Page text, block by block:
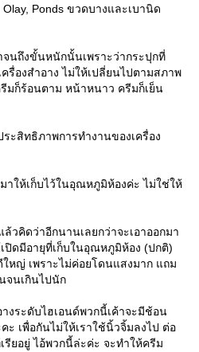
Ponds ขวดบางและเบานิด
จนถึงขั้นหนักนั้นเพราะว่ากระปุกที่
องสำอาง ไม่ให้เปลี่ยนไปตามสภาพ
มก็ร้อนตาม หน้าหนาว ครีมก็เย็น
ะสิทธิภาพการทำงานของเครื่อง
าให้เก็บไว้ในอุณหภูมิห้องค่ะ ไม่ใช่ให้
วคิดว่าอีกนานเลยกว่าจะเอาออกมา
ปิดมีอายุที่เก็บในอุณหภูมิห้อง (ปกติ)
ใหญ่ เพราะไม่ค่อยโดนแสงมาก แถม
จนเกินไปนัก
งระดับไฮเอนด์พวกนี้เค้าจะมีช้อน
ะ เพื่อกันไม่ให้เราใช้นิ้วจิ้มลงไป ต่อ
รียอยู่ ไอ้พวกนี้ล่ะค่ะ จะทำให้ครีม